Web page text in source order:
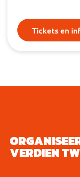
Tickets en
VERDIEN